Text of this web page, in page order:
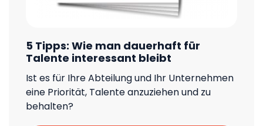
5 Tipps: Wie man dauerhaft für
Talente interessant bleibt
Ist es für Ihre Abteilung und Ihr Unternehmen
eine Priorität, Talente anzuziehen und zu
behalten?